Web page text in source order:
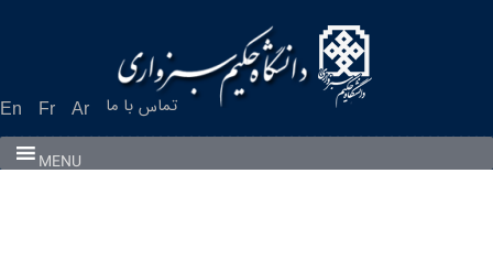
En Fr Ar تماس با ما
MENU